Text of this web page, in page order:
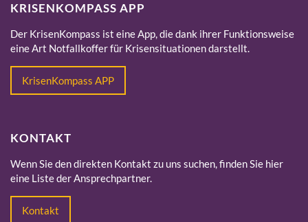
KRISENKOMPASS APP
Der KrisenKompass ist eine App, die dank ihrer Funktionsweise
eine Art Notfallkoffer für Krisensituationen darstellt.
KrisenKompass APP
KONTAKT
Wenn Sie den direkten Kontakt zu uns suchen, finden Sie hier
eine Liste der Ansprechpartner.
Kontakt